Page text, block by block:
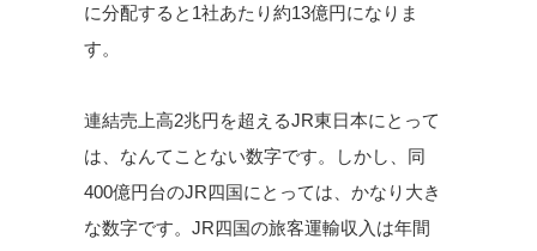
に分配すると1社あたり約13億円になりま
す。
連結売上高2兆円を超えるJR東日本にとって
は、なんてことない数字です。しかし、同
400億円台のJR四国にとっては、かなり大き
な数字です。JR四国の旅客運輸収入は年間